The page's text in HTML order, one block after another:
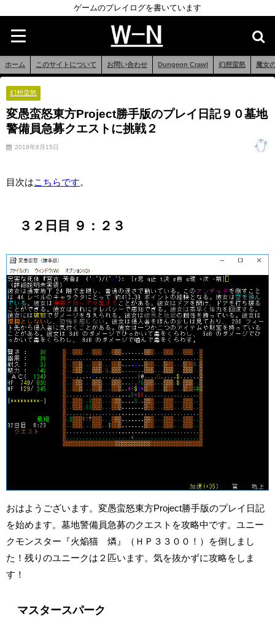
ゲームのプレイログを書いています
ホーム このサイトについて お問い合わせ Dungeon Crawl 幻想蛮怒 魔女
幻想蛮怒
変愚蛮怒東方Project勝手版のプレイ日記９０墓地
警備員急募クエストに挑戦２
2018年8月15日
目次は こちらです
３２日目 ９：２３
おはようございます。変愚蛮怒東方Project勝手版のプレイ日記
を始めます。墓地警備員急募のクエストを攻略中です。ユニー
クモンスター『火焔猫 燐』（ＨＰ３３００！）を倒しまし
た！残りのユニークは２匹います。気を抜かずに攻略をしま
す！
マスタースパーク